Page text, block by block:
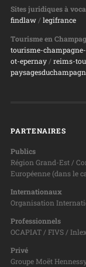
Sites juridiques à
findlaw/ legifrance
Tourisme en
tourisme-
ot-epernay/ reims-
PARTENAIRES
Publics
Région Grand-Est /
Européenne (dans le
Internationaux
Organisation
Professionnels
OCAPIAT / FIVS /
Privé
Groupe Moët